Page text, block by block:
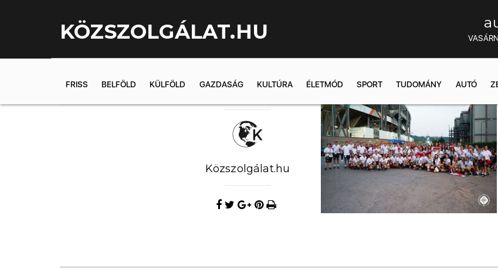
KÖZSZOLGÁLAT.HU
FRISS BELFÖLD KÜLFÖLD GAZDASÁG KULTÚRA ÉLETMÓD SPORT TUDOMÁNY AUTÓ
Közszolgálat.hu